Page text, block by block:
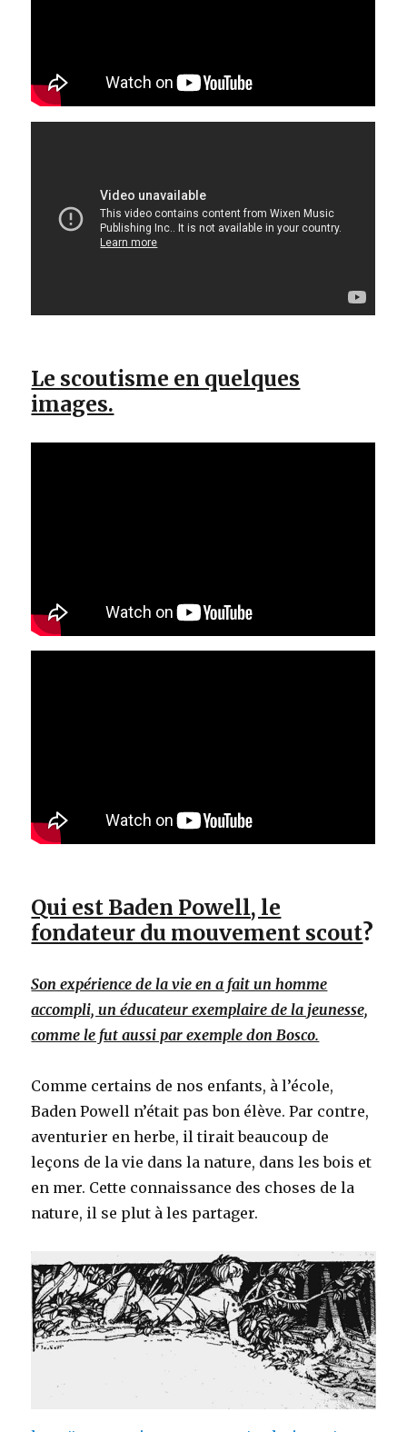
Le scoutisme en quelques
images.
Qui est Baden Powell, le
fondateur du mouvement scout?
Son expérience de la vie en a fait un homme
accompli, un éducateur exemplaire de la jeunesse,
comme le fut aussi par exemple don Bosco.
Comme certains de nos enfants, à l’école,
Baden Powell n’était pas bon élève. Par contre,
aventurier en herbe, il tirait beaucoup de
leçons de la vie dans la nature, dans les bois et
en mer. Cette connaissance des choses de la
nature, il se plut à les partager.